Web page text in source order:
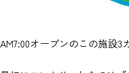
AM7:00オープンのこの施設3